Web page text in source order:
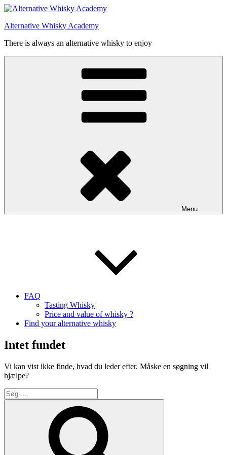
Videre
indhold
Alternative Whisky Academy
There is always an alternative whisky to enjoy
Menu
FAQ
Tasting Whisky
Price and value of whisky ?
Find your alternative whisky
Intet fundet
Vi kan vist ikke finde, hvad du leder efter. Måske en søgning vil
hjælpe?
Søg
efter: